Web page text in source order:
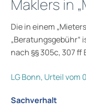
Maklers in
Die in einem
„Beratungsgebühr“
nach §§ 305c, 307 ff
LG Bonn, Urteil vom
Sachverhalt